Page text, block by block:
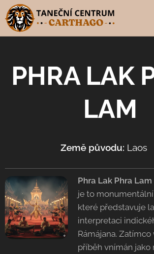
PHRA LAK
LAM
Země původu: Laos
Phra Lak Phra Lam
je to
které představuje
interpretaci
Rámájana.
příběh vnímán jako